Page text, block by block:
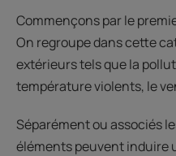
Commençons par le
On regroupe dans cette
extérieurs tels que la
température violents, le
Séparément ou associés
éléments peuvent induire